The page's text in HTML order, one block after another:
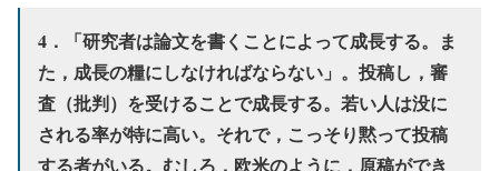
4．「研究者は論文を書くことによって成長する。ま
た，成長の糧にしなければならない」。投稿し，審
査（批判）を受けることで成長する。若い人は没に
される率が特に高い。それで，こっそり黙って投稿
する者がいる。むしろ，欧米のように，原稿ができ